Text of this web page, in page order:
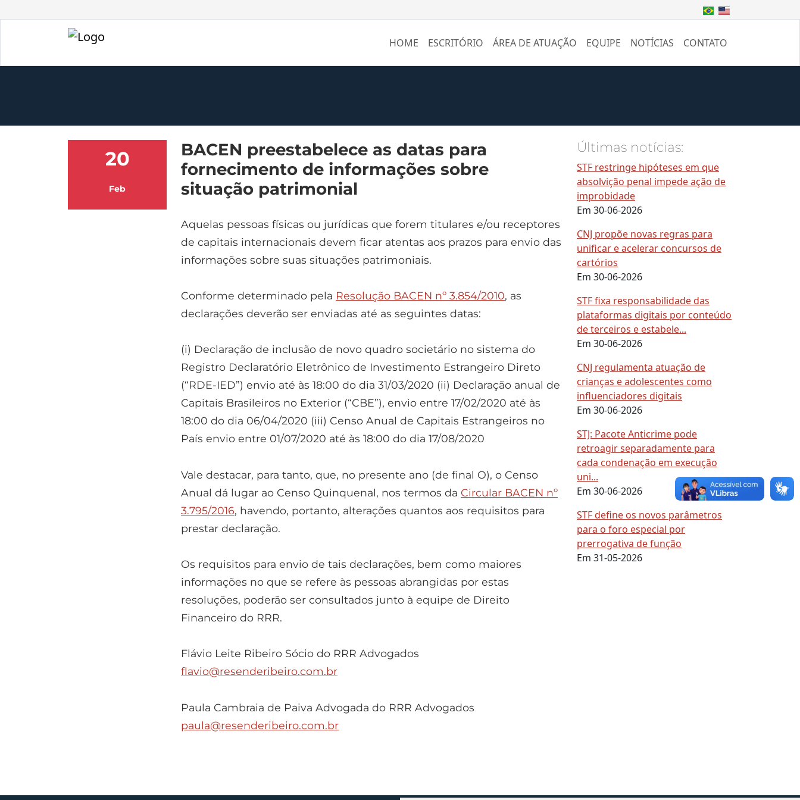
HOME ESCRITÓRIO ÁREA DE ATUAÇÃO EQUIPE NOTÍCIAS CONTATO
20
Feb
BACEN preestabelece as datas para
fornecimento de informações sobre
situação patrimonial
Aquelas pessoas físicas ou jurídicas que forem titulares e/ou receptores
de capitais internacionais devem ficar atentas aos prazos para envio das
informações sobre suas situações patrimoniais.
Conforme determinado pela Resolução BACEN nº 3.854/2010, as
declarações deverão ser enviadas até as seguintes datas:
(i) Declaração de inclusão de novo quadro societário no sistema do
Registro Declaratório Eletrônico de Investimento Estrangeiro Direto
(“RDE-IED”) envio até às 18:00 do dia 31/03/2020 (ii) Declaração anual de
Capitais Brasileiros no Exterior (“CBE”), envio entre 17/02/2020 até às
18:00 do dia 06/04/2020 (iii) Censo Anual de Capitais Estrangeiros no
País envio entre 01/07/2020 até às 18:00 do dia 17/08/2020
Vale destacar, para tanto, que, no presente ano (de final O), o Censo
Anual dá lugar ao Censo Quinquenal, nos termos da Circular BACEN nº
3.795/2016, havendo, portanto, alterações quantos aos requisitos para
prestar declaração.
Os requisitos para envio de tais declarações, bem como maiores
informações no que se refere às pessoas abrangidas por estas
resoluções, poderão ser consultados junto à equipe de Direito
Financeiro do RRR.
Flávio Leite Ribeiro Sócio do RRR Advogados
flavio@resenderibeiro.com.br
Paula Cambraia de Paiva Advogada do RRR Advogados
paula@resenderibeiro.com.br
Últimas notícias:
STF restringe hipóteses em que
absolvição penal impede ação de
improbidade
Em 30-06-2026
CNJ propõe novas regras para
unificar e acelerar concursos de
cartórios
Em 30-06-2026
STF fixa responsabilidade das
plataformas digitais por conteúdo
de terceiros e estabele...
Em 30-06-2026
CNJ regulamenta atuação de
crianças e adolescentes como
influenciadores digitais
Em 30-06-2026
STJ: Pacote Anticrime pode
retroagir separadamente para
cada condenação em execução
uni...
Em 30-06-2026
STF define os novos parâmetros
para o foro especial por
prerrogativa de função
Em 31-05-2026